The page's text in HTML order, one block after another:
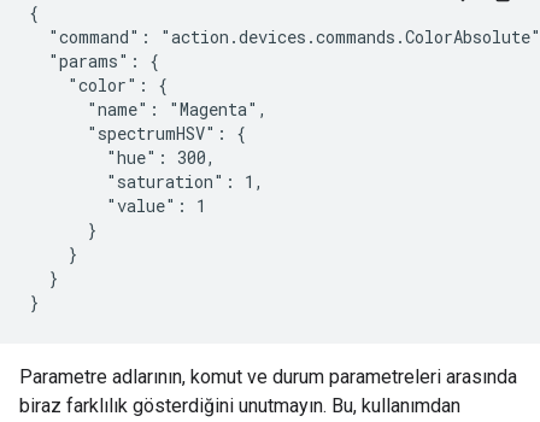
{
"command":
  "params": {
    "color": {
      "name": "Magenta",
      "spectrumHSV": {
        "hue": 300,
        "saturation": 1,
        "value": 1
      }
    }
  }
}
Parametre adlarının, komut ve durum parametreleri arasında
biraz farklılık gösterdiğini unutmayın. Bu, kullanımdan